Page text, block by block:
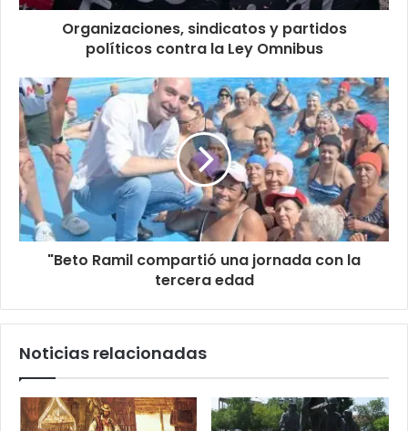
Organizaciones, sindicatos y partidos
políticos contra la Ley Omnibus
"Beto Ramil compartió una jornada con la
tercera edad
Noticias relacionadas